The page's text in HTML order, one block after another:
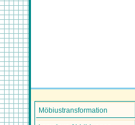
Möbiustransformation